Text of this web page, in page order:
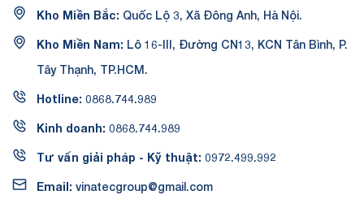
Kho Miền Bắc: Quốc Lộ 3, Xã Đông Anh, Hà Nội.
Kho Miền Nam: Lô 16-III, Đường CN13, KCN Tân Bình, P.
Tây Thạnh, TP.HCM.
Hotline: 0868.744.989
Kinh doanh: 0868.744.989
Tư vấn giải pháp - Kỹ thuật: 0972.499.992
Email: vinatecgroup@gmail.com